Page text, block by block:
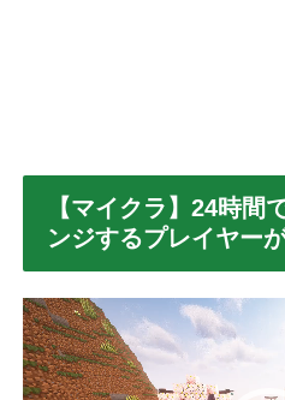
【マイクラ】24時間
ンジするプレイヤー
動
画
プ